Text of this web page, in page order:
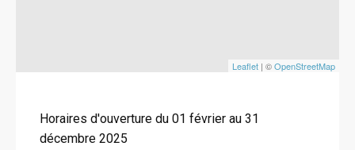
Leaflet | ©OpenStreetMap
Horaires d'ouverture du 01 février au 31
décembre 2025